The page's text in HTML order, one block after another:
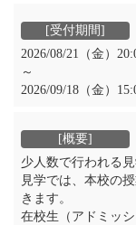
2026/08/21（金）
～
2026/09/18（金）
少人数で行われる
見学では、本校の
きます。
在校生（アドミッ